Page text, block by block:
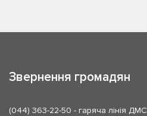
Звернення громадян
(044) 363-22-50 - гаряча лінія ДМС